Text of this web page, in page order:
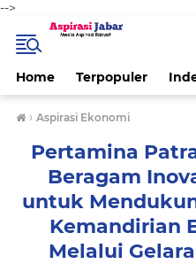
-->
Home Terpopuler
› Aspirasi Ekonomi
Pertamina
Beragam
untuk
Kemandirian
Melalui